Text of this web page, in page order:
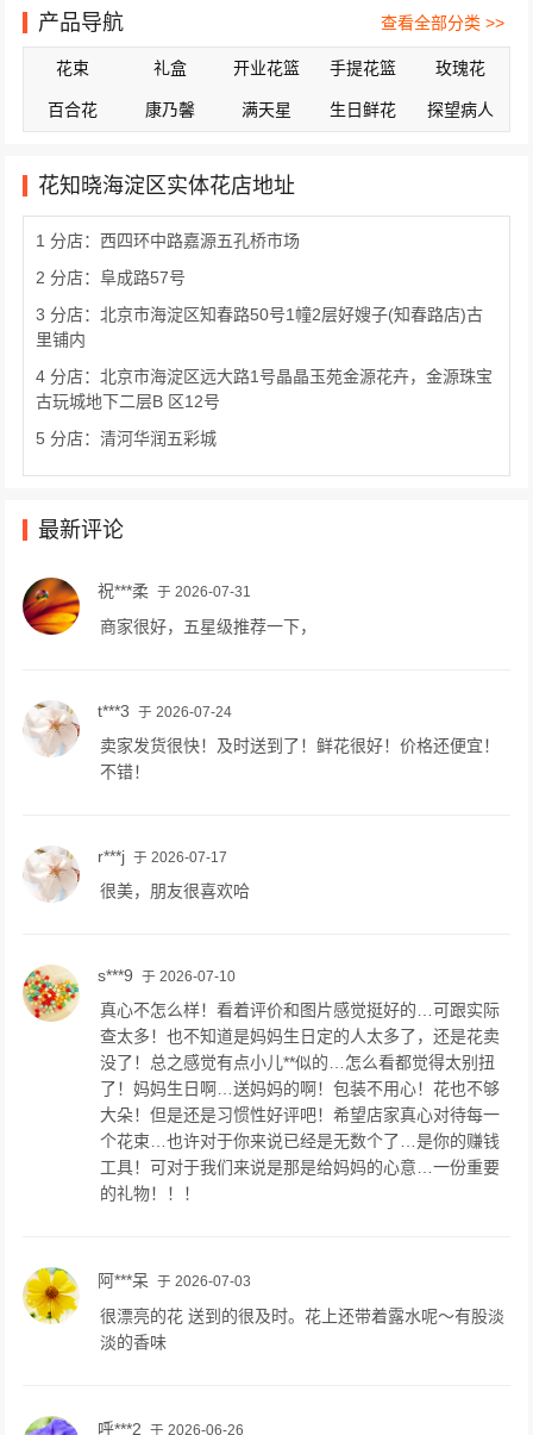
产品导航 查看全部分类 >>
花束 礼盒 开业花篮 手提花篮 玫瑰花
百合花 康乃馨 满天星 生日鲜花 探望病人
花知晓海淀区实体花店地址
1 分店：西四环中路嘉源五孔桥市场
2 分店：阜成路57号
3 分店：北京市海淀区知春路50号1幢2层好嫂子(知春路店)古
里铺内
4 分店：北京市海淀区远大路1号晶晶玉苑金源花卉，金源珠宝
古玩城地下二层B 区12号
5 分店：清河华润五彩城
最新评论
祝***柔 于 2026-07-31
商家很好，五星级推荐一下，
t***3 于 2026-07-24
卖家发货很快！及时送到了！鲜花很好！价格还便宜！
不错！
r***j 于 2026-07-17
很美，朋友很喜欢哈
s***9 于 2026-07-10
真心不怎么样！看着评价和图片感觉挺好的…可跟实际
查太多！也不知道是妈妈生日定的人太多了，还是花卖
没了！总之感觉有点小儿**似的…怎么看都觉得太别扭
了！妈妈生日啊…送妈妈的啊！包装不用心！花也不够
大朵！但是还是习惯性好评吧！希望店家真心对待每一
个花束…也许对于你来说已经是无数个了…是你的赚钱
工具！可对于我们来说是那是给妈妈的心意…一份重要
的礼物！！！
阿***呆 于 2026-07-03
很漂亮的花 送到的很及时。花上还带着露水呢～有股淡
淡的香味
呼***2 于 2026-06-26